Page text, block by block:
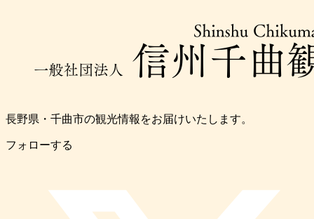
長野県・千曲市の観光情報をお届けいたします。
フォローする